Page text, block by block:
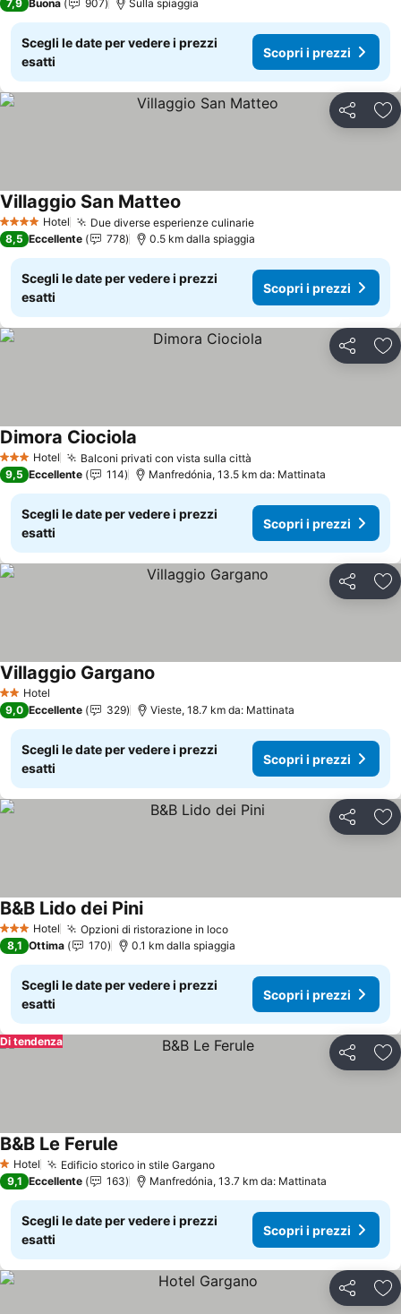
7,9 Buona 907 Sulla spiaggia
Scegli le date per vedere i prezzi
esatti
Scopri i prezzi
Condividi
4 Stelle Hotel Due diverse esperienze culinarieScopri i prezzi
Villaggio San Matteo
8,5 Eccellente 778 0.5 km dalla spiaggia
Scegli le date per vedere i prezzi
esatti
Scopri i prezzi
Condividi
3 StelleHotel Balconi privati con vista sulla città
Dimora Ciociola
9,5 Eccellente 114 Manfredónia, 13.5 km da: Mattinata
Scegli le date per vedere i prezzi
esatti
Scopri i prezzi
Condividi
2 StelleHotel
Villaggio Gargano
9,0 Eccellente 329 Vieste, 18.7 km da: Mattinata
Scegli le date per vedere i prezzi
esatti
Scopri i prezzi
Condividi
3 StelleHotel Opzioni di ristorazione in locoScopri i prezzi
B&B Lido dei PiniScopri i prezzi
8,1 Ottima 170 0.1 km dalla spiaggia
Scegli le date per vedere i prezzi
esatti
Scopri i prezzi
Condividi
Di tendenza
1 Stelle
Hotel Edificio storico in stile GarganoScopri i prezzi
B&B Le Ferule
9,1 Eccellente 163 Manfredónia, 13.7 km da: Mattinata
Scegli le date per vedere i prezzi
esatti
Scopri i prezzi
Condividi